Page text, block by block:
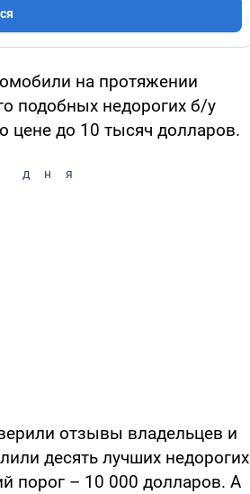
на протяжении
подобных недорогих б/у
цене до 10 тысяч долларов.
дня
отзывы владельцев и
десять лучших недорогих
порог – 10 000 долларов. А